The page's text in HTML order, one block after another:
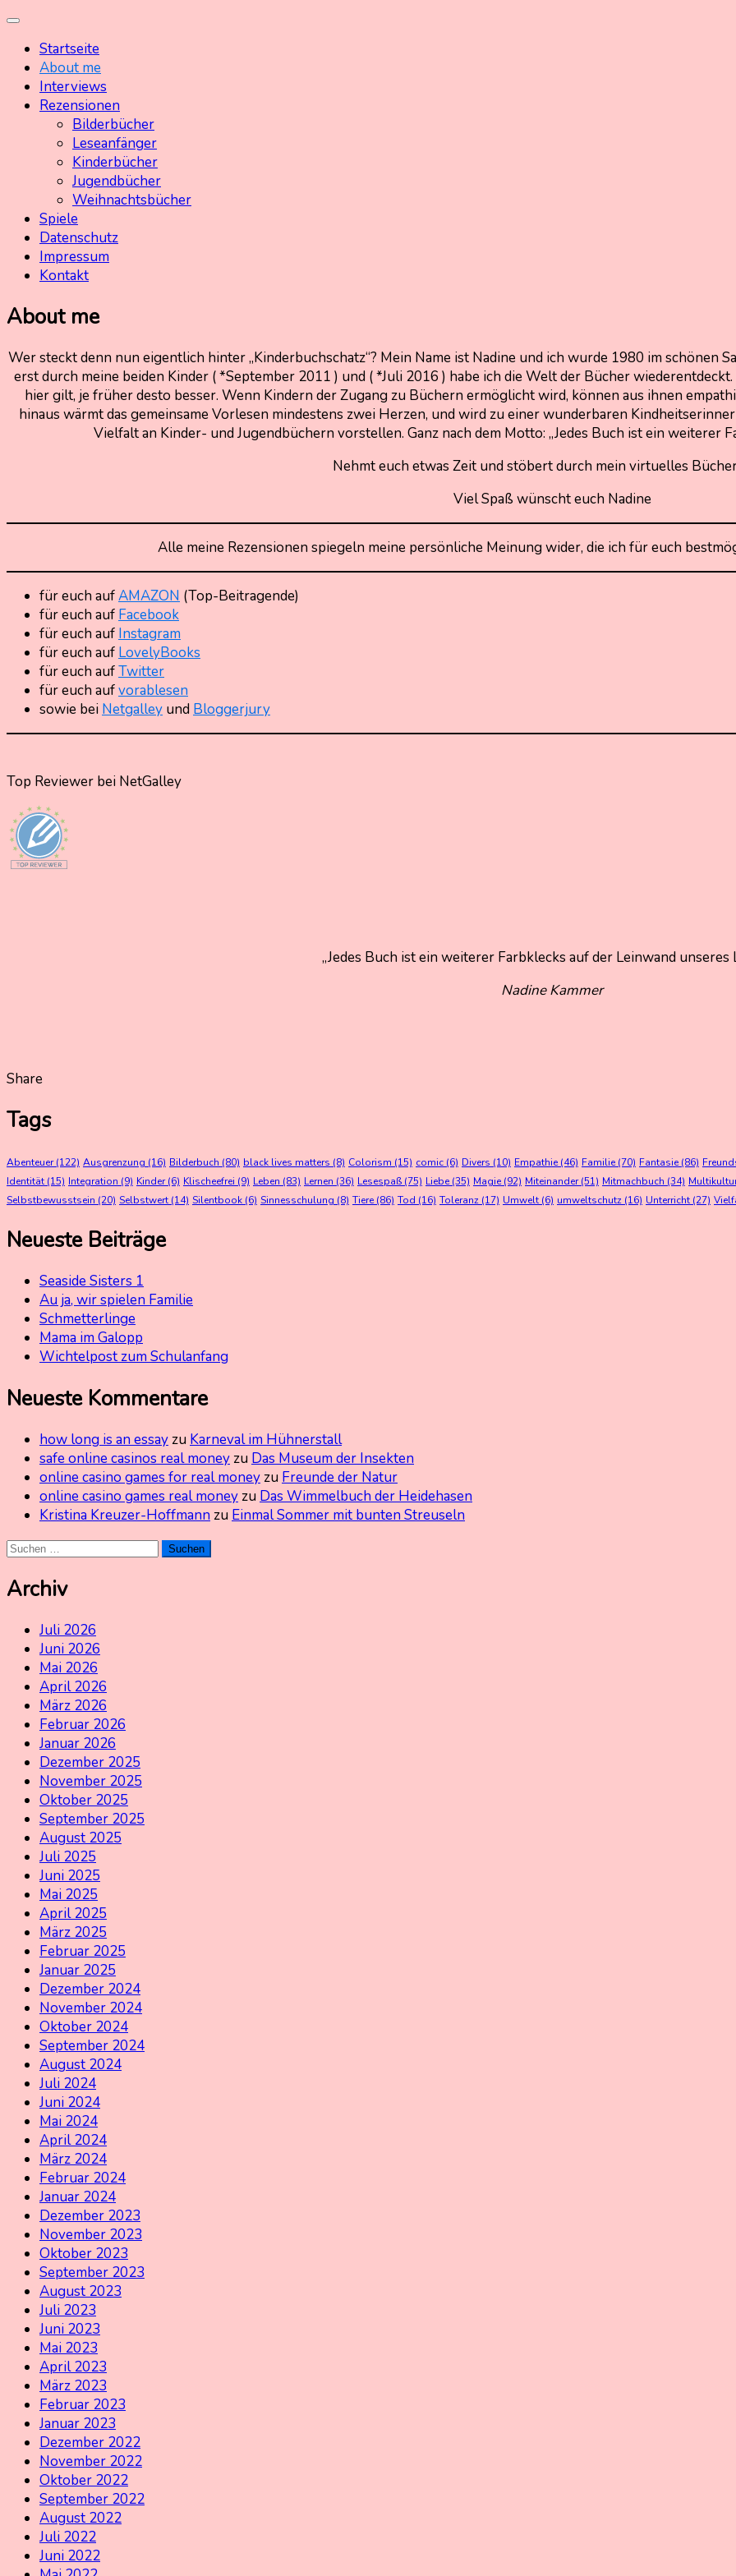
Skip
contentStartseite
About me
Interviews
Rezensionen
Bilderbücher
Leseanfänger
Kinderbücher
Jugendbücher
Weihnachtsbücher
Spiele
Datenschutz
Impressum
Kontakt
About me
Wer steckt denn nun eigentlich hinter „Kinderbuchschatz“? Mein Name ist Nadine und ich wurde 1980 im schönen
erst durch meine beiden Kinder ( *September 2011 ) und ( *Juli 2016 ) habe ich die Welt der Bücher
hier gilt, je früher desto besser. Wenn Kindern der Zugang zu Büchern ermöglicht wird, können aus ihnen
hinaus wärmt das gemeinsame Vorlesen mindestens zwei Herzen, und wird zu einer wunderbaren
Vielfalt an Kinder- und Jugendbüchern vorstellen. Ganz nach dem Motto: „Jedes Buch ist ein weiterer
Nehmt euch etwas Zeit und stöbert durch mein virtuelles
Viel Spaß wünscht euch Nadine
Alle meine Rezensionen spiegeln meine persönliche Meinung wider, die ich für euch
für euch aufAMAZON (Top-Beitragende)
für euch auf Facebook
für euch auf Instagram
für euch auf LovelyBooks
für euch aufTwitter
für euch aufvorablesen
sowie bei Netgalley und Bloggerjury
Top Reviewer bei NetGalley
„Jedes Buch ist ein weiterer Farbklecks auf der Leinwand unseres
Nadine Kammer
Share
Tags
Abenteuer(122) Ausgrenzung (16) Bilderbuch (80) black lives matters (8) Colorism (15) comic (6) Divers (10) Empathie(46) Familie(70) Fantasie(86)
Identität (15) Integration (9) Kinder(6) Klischeefrei (9) Leben (83) Lernen (36) Lesespaß (75) Liebe(35) Magie(92) Miteinander(51) Mitmachbuch (34)
Selbstbewusstsein (20) Selbstwert (14) Silentbook (6) Sinnesschulung (8) Tiere(86) Tod (16) Toleranz (17) Umwelt (6) umweltschutz (16) Unterricht (27)
Neueste Beiträge
Seaside Sisters 1
Au ja, wir spielen Familie
Schmetterlinge
Mama im Galopp
Wichtelpost zum Schulanfang
Neueste Kommentare
how long is an essayzu Karneval im Hühnerstall
safe online casinos real moneyzu Das Museum der Insekten
online casino games for real moneyzu Freunde der Natur
online casino games real moneyzu Das Wimmelbuch der Heidehasen
Kristina Kreuzer-Hoffmannzu Einmal Sommer mit bunten Streuseln
Suchen
Archiv
Juli 2026
Juni 2026
Mai 2026
April 2026
März 2026
Februar 2026
Januar 2026
Dezember 2025
November 2025
Oktober 2025
September 2025
August 2025
Juli 2025
Juni 2025
Mai 2025
April 2025
März 2025
Februar 2025
Januar 2025
Dezember 2024
November 2024
Oktober 2024
September 2024
August 2024
Juli 2024
Juni 2024
Mai 2024
April 2024
März 2024
Februar 2024
Januar 2024
Dezember 2023
November 2023
Oktober 2023
September 2023
August 2023
Juli 2023
Juni 2023
Mai 2023
April 2023
März 2023
Februar 2023
Januar 2023
Dezember 2022
November 2022
Oktober 2022
September 2022
August 2022
Juli 2022
Juni 2022